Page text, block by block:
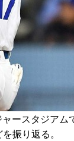
ースタジア
振り返る。